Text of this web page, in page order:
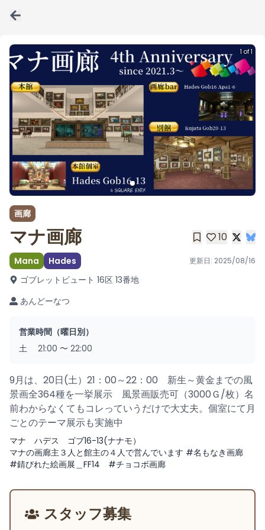
1 of 1
画廊
マナ画廊 10
Mana Hades 更新日: 2025/08/16
ゴブレットビュート 16区 13番地
あんどーなつ
営業時間（曜日別）
土
21:00 〜 22:00
9月は、20日(土）21：00～22：00 新生～黄金までの風
景画全364種を一挙展示 風景画販売可（3000Ｇ/枚）名
前わからなくてもコレっていうだけで大丈夫。個室にて月
ごとのテーマ展示も実施中
マナ ハデス ゴブ16-13(ナナモ）
マナの画廊主３人と館主の４人で営んでいます #名もなき画廊
#錆びれた絵画展＿FF14 #チョコボ画廊
スタッフ募集